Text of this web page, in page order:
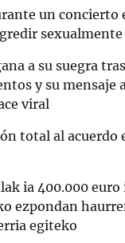
un concierto
a su suegra
y su mensaje
viral
total al acuerdo
ia 400.000
ezpondan
egiteko